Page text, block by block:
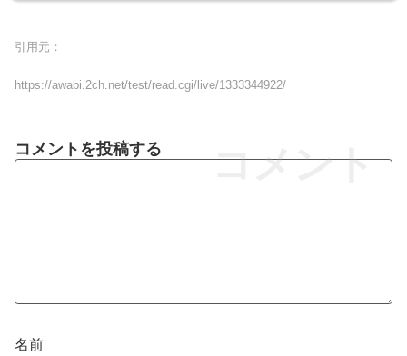
引用元：
https://awabi.2ch.net/test/read.cgi/live/1333344922/
コメント
コメントを投稿する
名前